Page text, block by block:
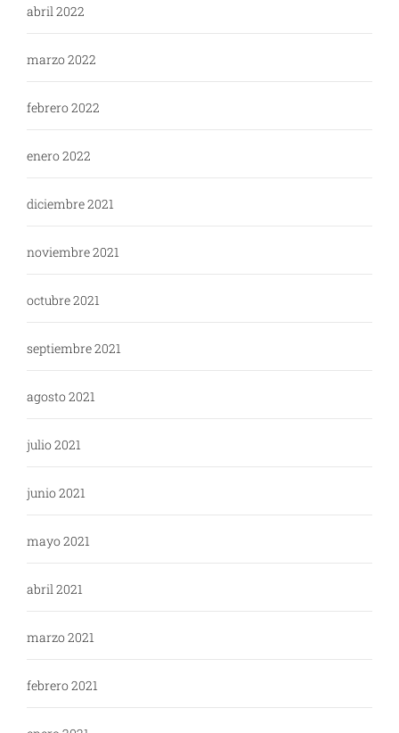
abril 2022
marzo 2022
febrero 2022
enero 2022
diciembre 2021
noviembre 2021
octubre 2021
septiembre 2021
agosto 2021
julio 2021
junio 2021
mayo 2021
abril 2021
marzo 2021
febrero 2021